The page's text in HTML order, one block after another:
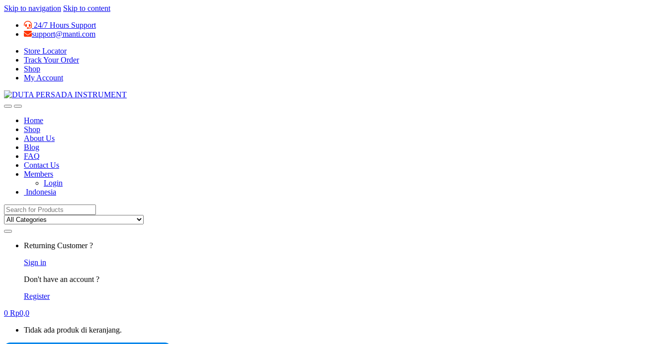
Skip to navigation Skip to content
24/7 Hours Support
support@manti.com
Store Locator
Track Your Order
Shop
My Account
Home
Shop
About Us
Blog
FAQ
Contact Us
Members
Login
Indonesia
Search for:
Returning Customer ?
Sign in
Don't have an account ?
Register
0 Rp0,0
Tidak ada produk di keranjang.